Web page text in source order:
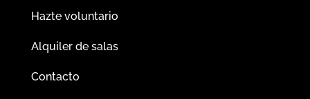
Hazte voluntario
Alquiler de salas
Contacto